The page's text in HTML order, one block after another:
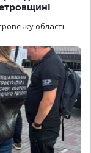
області.